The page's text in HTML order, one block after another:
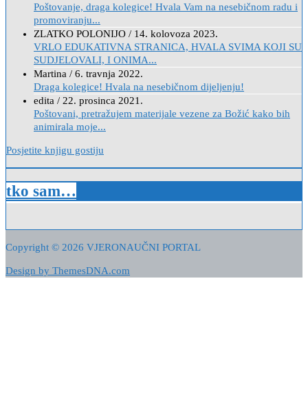
Poštovanje, draga kolegice! Hvala Vam na nesebičnom radu i
promoviranju...
ZLATKO POLONIJO / 14. kolovoza 2023.
VRLO EDUKATIVNA STRANICA, HVALA SVIMA KOJI SU
SUDJELOVALI, I ONIMA...
Martina / 6. travnja 2022.
Draga kolegice! Hvala na nesebičnom dijeljenju!
edita / 22. prosinca 2021.
Poštovani, pretražujem materijale vezene za Božić kako bih
animirala moje...
Posjetite knjigu gostiju
tko sam…
Copyright © 2026 VJERONAUČNI PORTAL
Design by ThemesDNA.com